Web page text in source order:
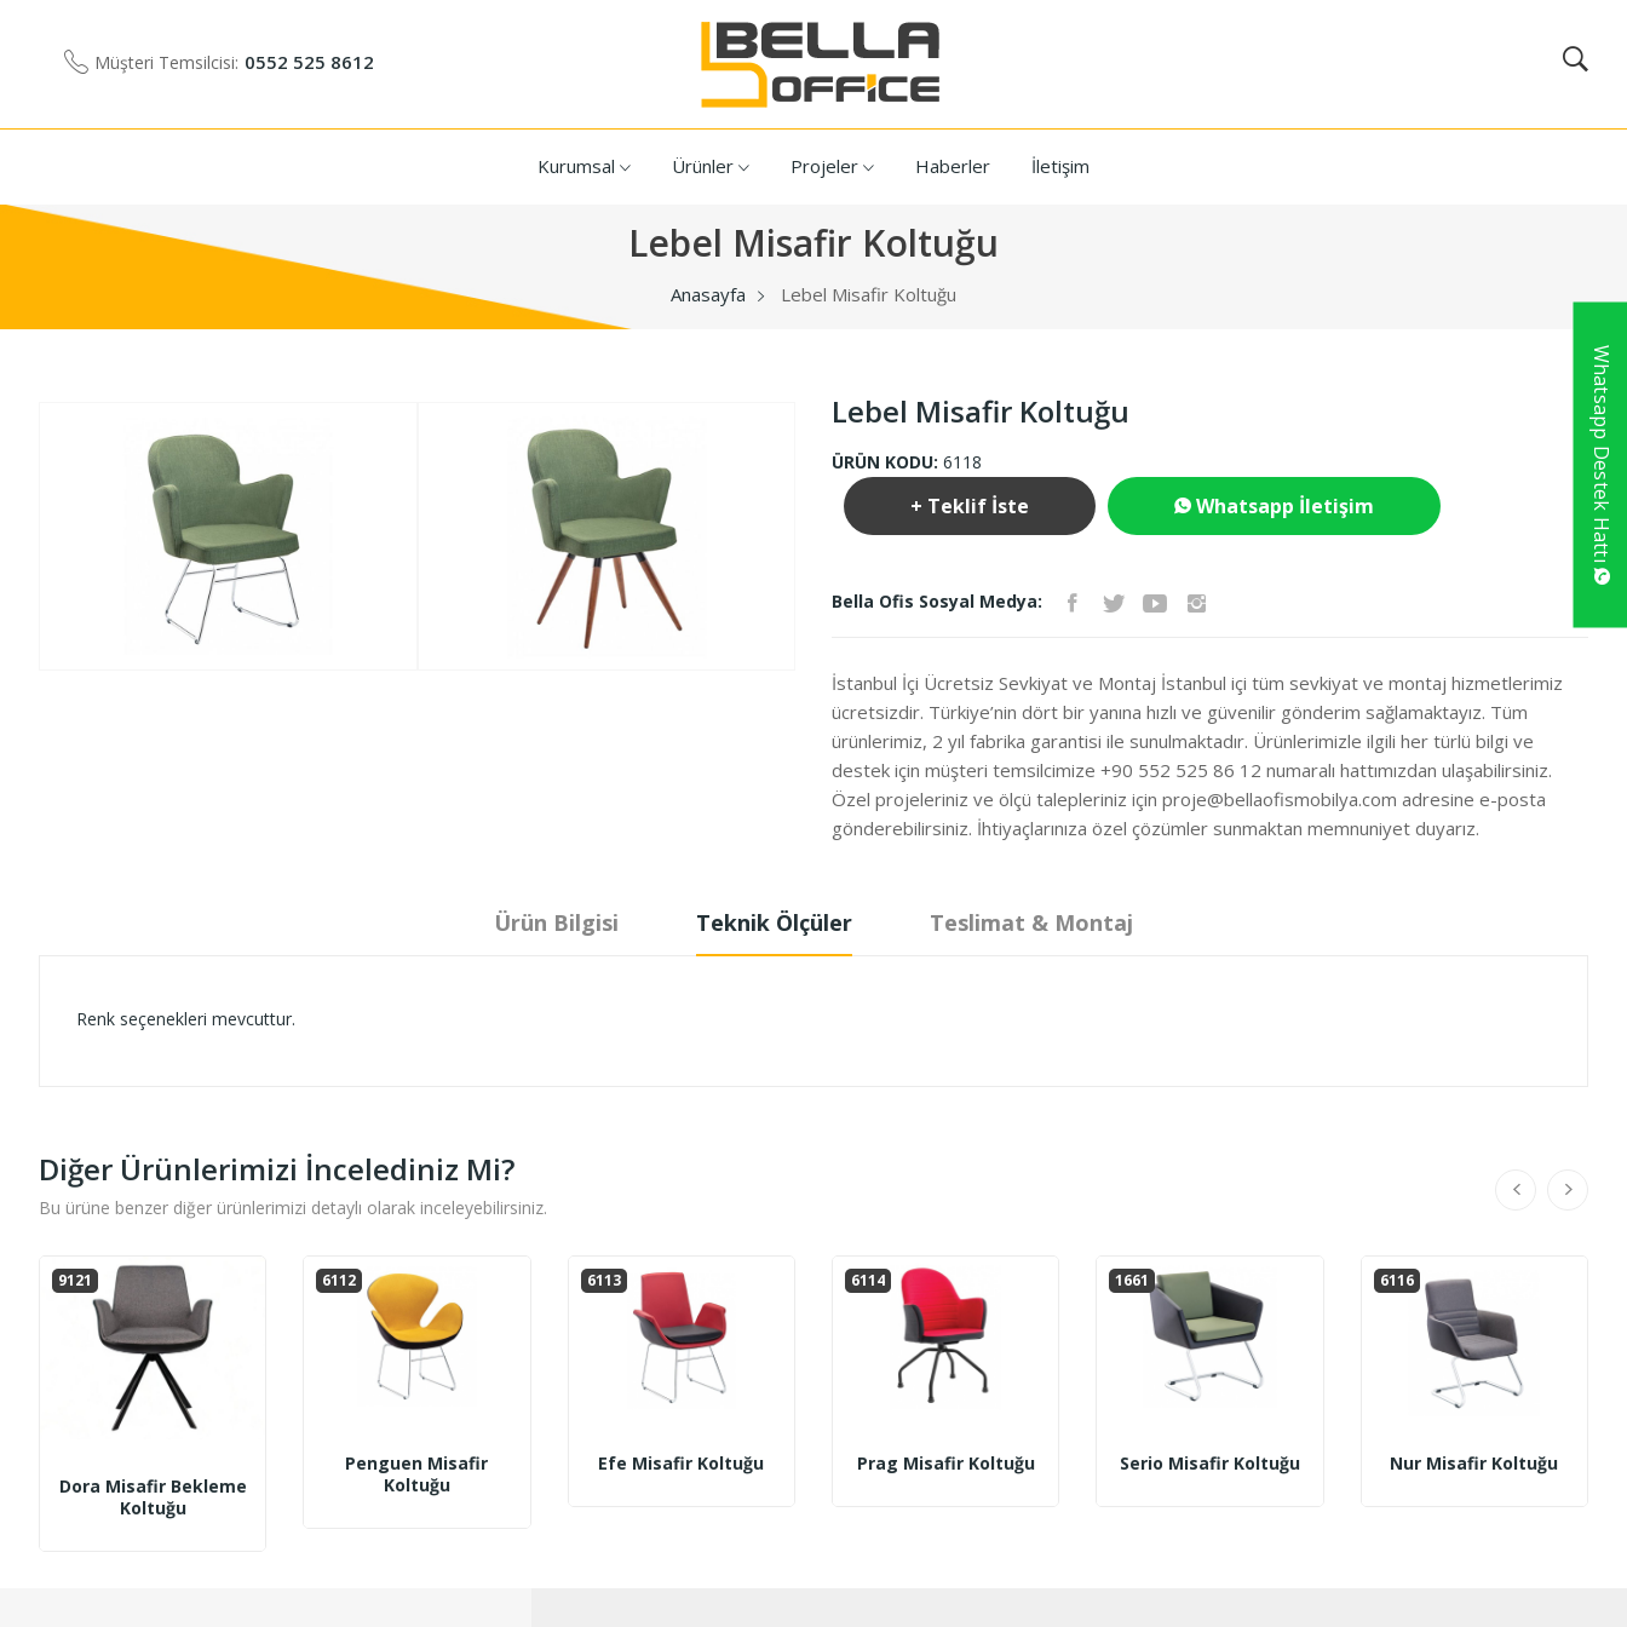
Müşteri Temsilcisi: 0552 525 8612
Kurumsal Ürünler Projeler Haberler İletişim
Lebel Misafir Koltuğu
Anasayfa Lebel Misafir Koltuğu
Lebel Misafir Koltuğu
ÜRÜN KODU: 6118
+ Teklif İste Whatsapp İletişim
Bella Ofis Sosyal Medya:
İstanbul İçi Ücretsiz Sevkiyat ve Montaj İstanbul içi tüm sevkiyat ve montaj hizmetlerimiz
ücretsizdir. Türkiye’nin dört bir yanına hızlı ve güvenilir gönderim sağlamaktayız. Tüm
ürünlerimiz, 2 yıl fabrika garantisi ile sunulmaktadır. Ürünlerimizle ilgili her türlü bilgi ve
destek için müşteri temsilcimize +90 552 525 86 12 numaralı hattımızdan ulaşabilirsiniz.
Özel projeleriniz ve ölçü talepleriniz için proje@bellaofismobilya.com adresine e-posta
gönderebilirsiniz. İhtiyaçlarınıza özel çözümler sunmaktan memnuniyet duyarız.
Ürün Bilgisi Teknik Ölçüler Teslimat & Montaj
Renk seçenekleri mevcuttur.
Diğer Ürünlerimizi İncelediniz Mi?
Bu ürüne benzer diğer ürünlerimizi detaylı olarak inceleyebilirsiniz.
9121
Dora Misafir Bekleme
Koltuğu
6112
Penguen Misafir
Koltuğu
6113
Efe Misafir Koltuğu
6114
Prag Misafir Koltuğu
1661
Serio Misafir Koltuğu
6116
Nur Misafir Koltuğu
Whatsapp Destek Hattı